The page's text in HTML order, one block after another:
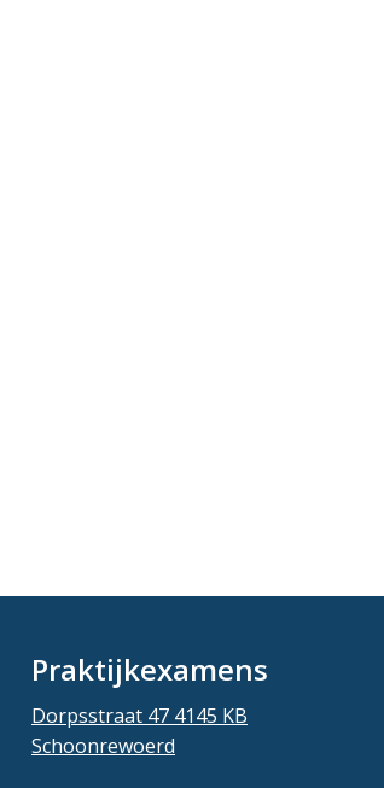
Praktijkexamens
Dorpsstraat 47 4145 KB
Schoonrewoerd